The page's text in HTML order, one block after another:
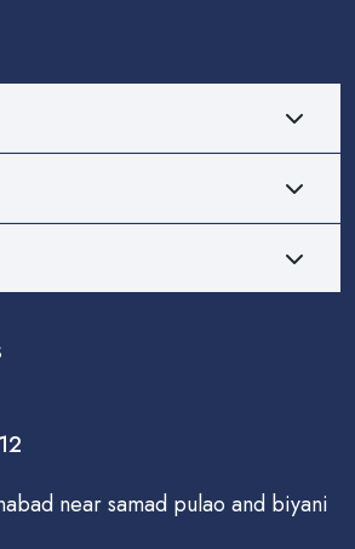
near samad pulao and biyani